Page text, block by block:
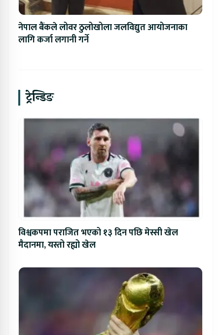
नेपाल बैंकले लोवर ठुलोखोला जलविद्युत आयोजनाका
लागि कर्जा लगानी गर्ने
ट्रेन्डिङ
विश्वकपमा पराजित भएको १३ दिन पछि मेस्सी खेल
मैदानमा, यस्तो रह्यो खेल